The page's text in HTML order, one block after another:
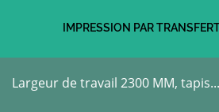
IMPRESSION PAR
Largeur de travail 2300 MM, tapis...